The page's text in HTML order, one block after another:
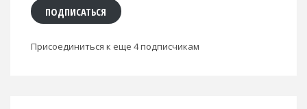
ПОДПИСАТЬСЯ
Присоединиться к еще 4 подписчикам